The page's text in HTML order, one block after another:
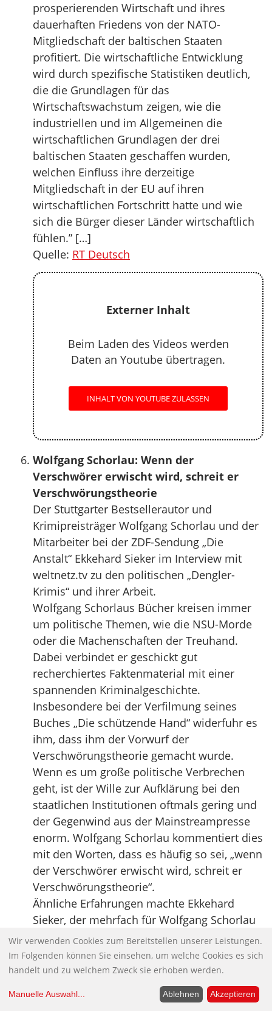
prosperierenden Wirtschaft und ihres
dauerhaften Friedens von der NATO-
Mitgliedschaft der baltischen Staaten
profitiert. Die wirtschaftliche Entwicklung
wird durch spezifische Statistiken deutlich,
die die Grundlagen für das
Wirtschaftswachstum zeigen, wie die
industriellen und im Allgemeinen die
wirtschaftlichen Grundlagen der drei
baltischen Staaten geschaffen wurden,
welchen Einfluss ihre derzeitige
Mitgliedschaft in der EU auf ihren
wirtschaftlichen Fortschritt hatte und wie
sich die Bürger dieser Länder wirtschaftlich
fühlen.” […]
Quelle: RT Deutsch
Externer Inhalt
Beim Laden des Videos werden
Daten an Youtube übertragen.
INHALT VON YOUTUBE ZULASSEN
Wolfgang Schorlau: Wenn der
Verschwörer erwischt wird, schreit er
Verschwörungstheorie
Der Stuttgarter Bestsellerautor und
Krimipreisträger Wolfgang Schorlau und der
Mitarbeiter bei der ZDF-Sendung „Die
Anstalt“ Ekkehard Sieker im Interview mit
weltnetz.tv zu den politischen „Dengler-
Krimis“ und ihrer Arbeit.
Wolfgang Schorlaus Bücher kreisen immer
um politische Themen, wie die NSU-Morde
oder die Machenschaften der Treuhand.
Dabei verbindet er geschickt gut
recherchiertes Faktenmaterial mit einer
spannenden Kriminalgeschichte.
Insbesondere bei der Verfilmung seines
Buches „Die schützende Hand“ widerfuhr es
ihm, dass ihm der Vorwurf der
Verschwörungstheorie gemacht wurde.
Wenn es um große politische Verbrechen
geht, ist der Wille zur Aufklärung bei den
staatlichen Institutionen oftmals gering und
der Gegenwind aus der Mainstreampresse
enorm. Wolfgang Schorlau kommentiert dies
mit den Worten, dass es häufig so sei, „wenn
der Verschwörer erwischt wird, schreit er
Verschwörungstheorie“.
Ähnliche Erfahrungen machte Ekkehard
Sieker, der mehrfach für Wolfgang Schorlau
recherchierte, bei seinen Nachforschungen
zur Verflechtung der Deutschen Bank mit
dem NS-Regime. Bis heute ist die
Verstrickung der Industrie und Banken mit
dem Faschismus ein offenes Thema,
Wir verwenden Cookies zum Bereitstellen unserer Leistungen.
Im Folgenden können Sie einsehen, um welche Cookies es sich
handelt und zu welchem Zweck sie erhoben werden.
Manuelle Auswahl... Ablehnen Akzeptieren